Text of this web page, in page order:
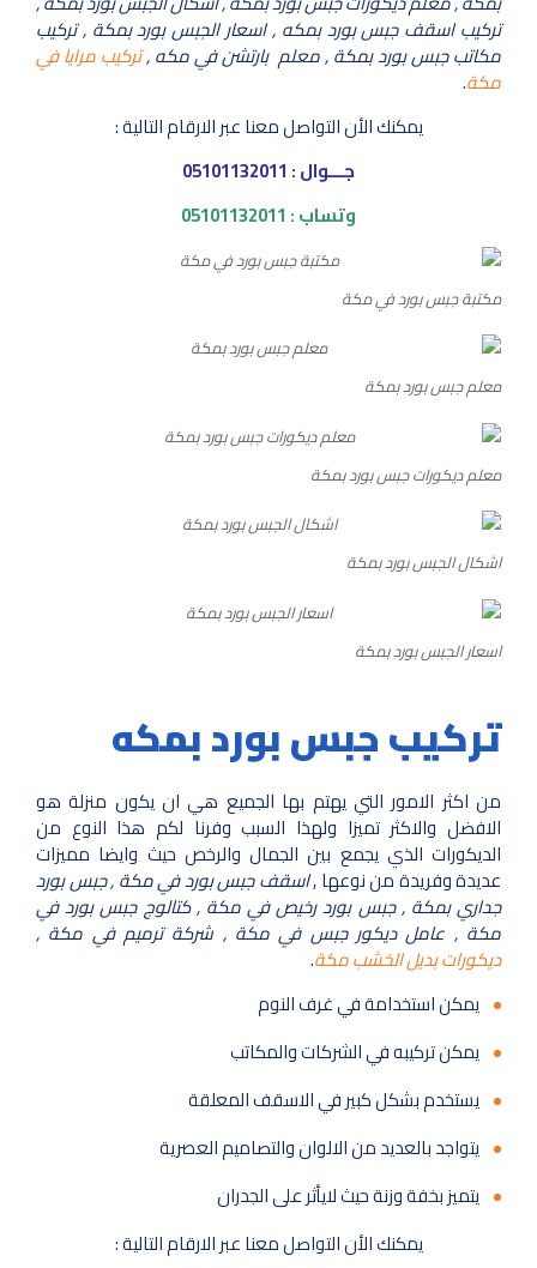
تركيب اسقف جبس بورد بمكه , اسعار الجبس بورد بمكة , تركيب
مكاتب جبس بورد بمكة , معلم بارتشن في مكه ,تركيب مرايا في
مكة.
يمكنك الأن التواصل معنا عبر الارقام التالية :
جـــوال : 05101132011
وتساب : 05101132011
مكتبة جبس بورد في مكة
معلم جبس بورد بمكة
معلم ديكورات جبس بورد بمكة
اشكال الجبس بورد بمكة
اسعار الجبس بورد بمكة
تركيب جبس بورد بمكه
من اكثر الامور التي يهتم بها الجميع هي ان يكون منزلة هو
الافضل والاكثر تميزا ولهذا السبب وفرنا لكم هذا النوع من
الديكورات الذي يجمع بين الجمال والرخص حيث وايضا مميزات
عديدة وفريدة من نوعها ,اسقف جبس بورد في مكة , جبس بورد
جداري بمكة , جبس بورد رخيص في مكة , كتالوج جبس بورد في
مكة , عامل ديكور جبس في مكة , شركة ترميم في مكة ,
ديكورات بديل الخشب مكة.
يمكن استخدامة في غرف النوم
يمكن تركيبه في الشركات والمكاتب
يستخدم بشكل كبير في الاسقف المعلقة
يتواجد بالعديد من الالوان والتصاميم العصرية
يتميز بخفة وزنة حيث لايأثر على الجدران
يمكنك الأن التواصل معنا عبر الارقام التالية :